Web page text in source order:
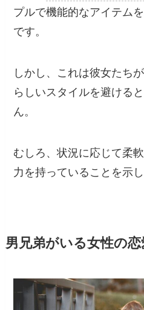
プルで機能的なアイテム
です。
しかし、これは彼女たち
らしいスタイルを避ける
ん。
むしろ、状況に応じて柔
力を持っていることを示し
男兄弟がいる女性の恋